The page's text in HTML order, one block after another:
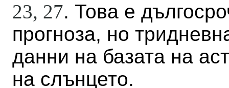
23, 27. Това е
прогноза, но
данни на базата на
на слънцето.